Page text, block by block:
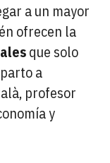
a un mayor
ofrecen la
que solo
a
profesor
y